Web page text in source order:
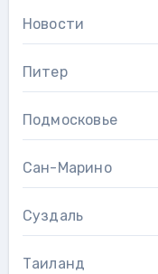
Новости
Питер
Подмосковье
Сан-Марино
Суздаль
Таиланд